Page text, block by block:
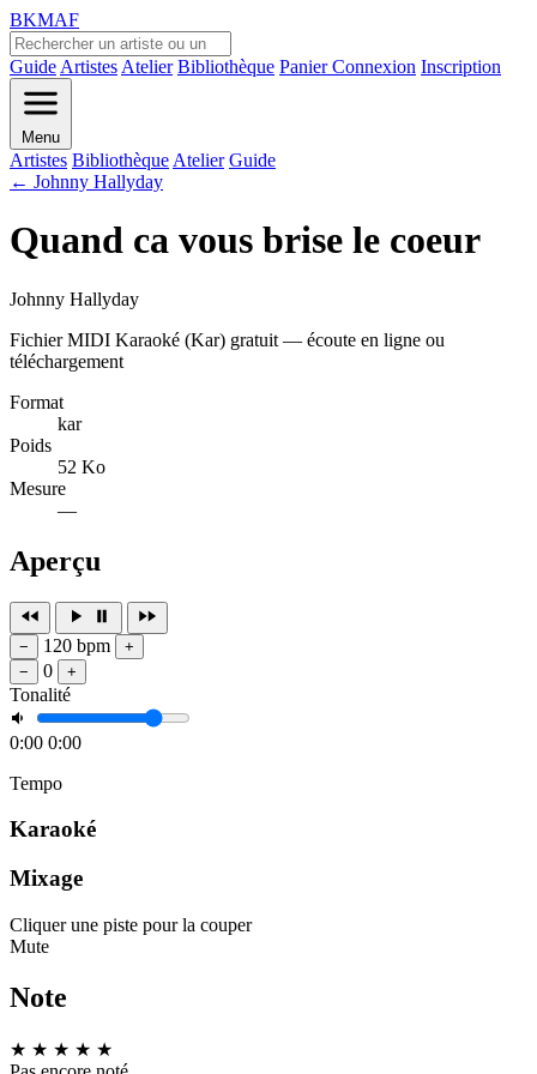
BKMAF
Guide Artistes Atelier Bibliothèque PanierConnexion Inscription
Menu
Artistes Bibliothèque Atelier Guide
← Johnny Hallyday
Quand ca vous brise le coeur
Johnny Hallyday
Fichier MIDI Karaoké (Kar) gratuit — écoute en ligne ou
téléchargement
Format
kar
Poids
52 Ko
Mesure
—
Aperçu
− 120 bpm
+
−
0 +
Tonalité
0:00 0:00
Tempo
Karaoké
Mixage
Cliquer une piste pour la couper
Mute
Note
★ ★ ★ ★ ★